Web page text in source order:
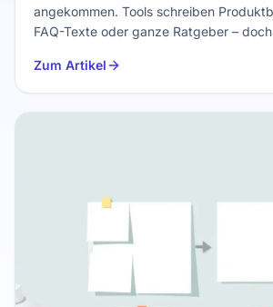
angekommen. Tools schreiben
FAQ-Texte oder ganze Ratgeber –
Google solche Inhalte abstrafen? Und
zu E-E-A-T,…
Zum Artikel